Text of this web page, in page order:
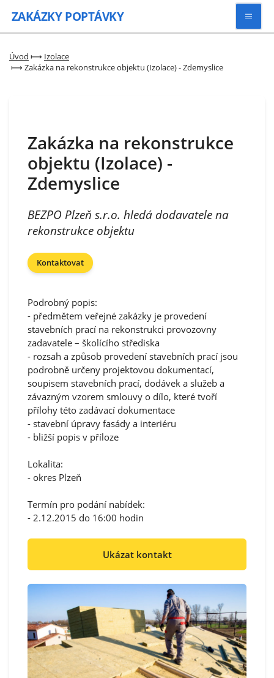
ZAKÁZKY POPTÁVKY
Zaregistrovat se
Úvod ⟼ Izolace
⟼ Zakázka na rekonstrukce objektu (Izolace) - Zdemyslice
Zakázka na rekonstrukce
objektu (Izolace) -
Zdemyslice
BEZPO Plzeň s.r.o. hledá dodavatele na
rekonstrukce objektu
Kontaktovat
Podrobný popis:
- předmětem veřejné zakázky je provedení
stavebních prací na rekonstrukci provozovny
zadavatele – školícího střediska
- rozsah a způsob provedení stavebních prací jsou
podrobně určeny projektovou dokumentací,
soupisem stavebních prací, dodávek a služeb a
závazným vzorem smlouvy o dílo, které tvoří
přílohy této zadávací dokumentace
- stavební úpravy fasády a interiéru
- bližší popis v příloze
Lokalita:
- okres Plzeň
Termín pro podání nabídek:
- 2.12.2015 do 16:00 hodin
Ukázat kontakt